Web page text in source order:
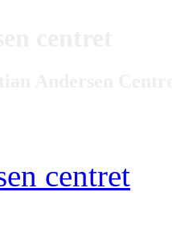
centret